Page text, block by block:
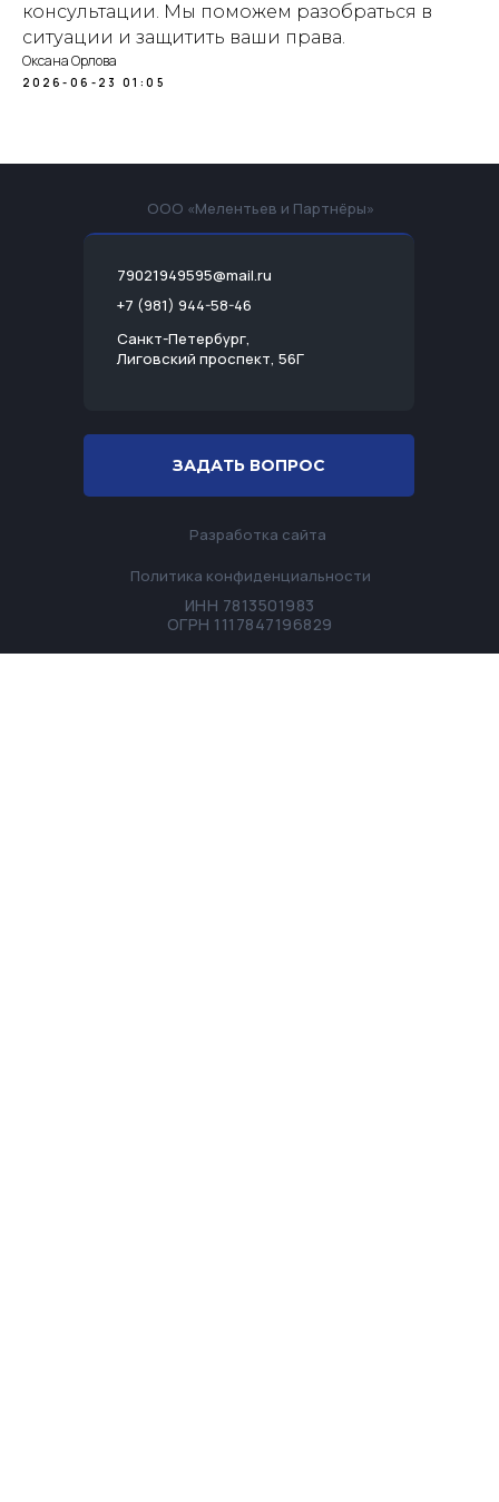
консультации. Мы поможем разобраться в
ситуации и защитить ваши права.
Оксана Орлова
2026-06-23 01:05
ЗАДАТЬ ВОПРОС
Разработка сайта
ООО «Мелентьев и Партнёры»
Политика конфиденциальности
ИНН 7813501983
ОГРН 1117847196829
79021949595@mail.ru
+7 (981) 944-58-46
Санкт-Петербург,
Лиговский проспект, 56Г